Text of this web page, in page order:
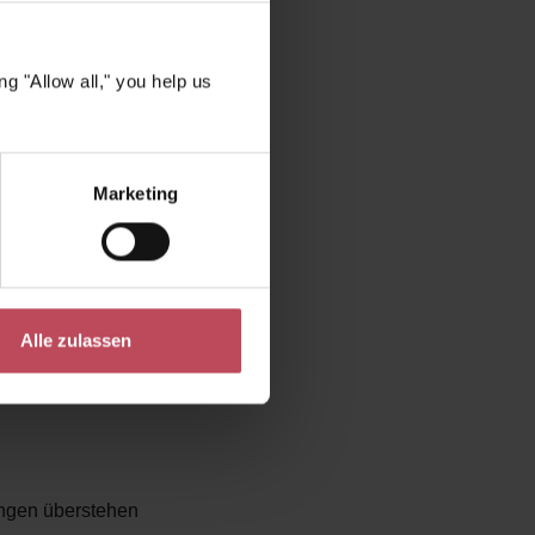
"Allow all," you help us
Marketing
Alle zulassen
zum Schutz
überstehen